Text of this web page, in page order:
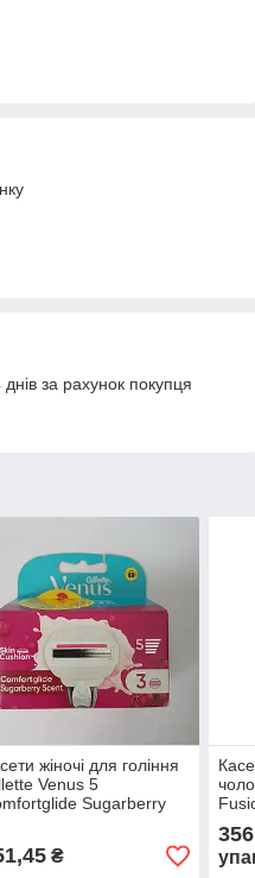
за рахунок покупця
жіночі для гоління
Venus 5
Sugarberry
₴